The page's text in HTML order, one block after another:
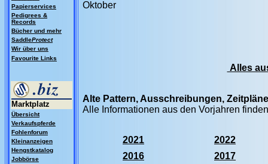
Papierservices
Pedigrees &
Records
Bücher und mehr
SaddleProtect
Wir über uns
Favourite Links
Marktplatz
Übersicht
Verkaufspferde
Fohlenforum
Kleinanzeigen
Hengstkatalog
Jobbörse
Oktober
Alles
Alte Pattern, Ausschreibungen,
Alle Informationen aus den Vorjahren
2021
2022
2016
2017